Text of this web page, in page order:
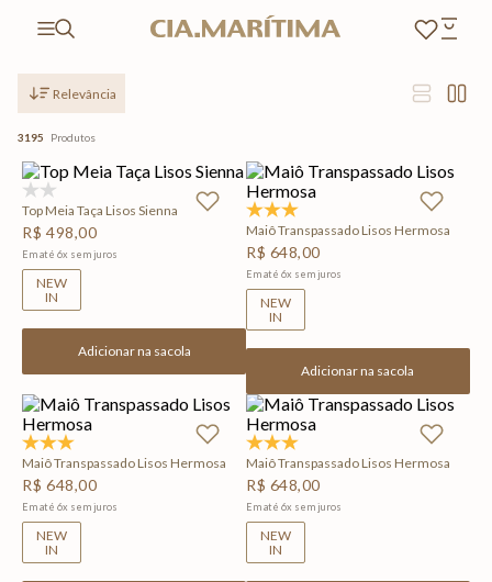
Relevância
3195 Produtos
Top Meia Taça Lisos Sienna
R$ 498,00
Em até6x sem juros
NEW
IN
Adicionar na sacola
Maiô Transpassado Lisos Hermosa
R$ 648,00
Em até 6x sem juros
NEW
IN
Adicionar na sacola
Maiô Transpassado Lisos Hermosa
R$ 648,00
Em até6x sem juros
NEW
IN
Maiô Transpassado Lisos Hermosa
R$ 648,00
Em até 6x sem juros
NEW
IN